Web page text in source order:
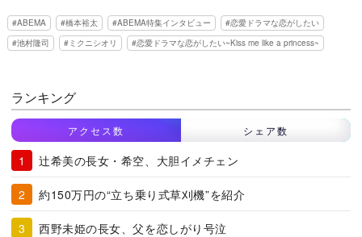
ABEMA 橋本裕太 ABEMA特集インタビュー
恋愛ドラマな恋がしたい
池村隆司
ミクニシオリ 恋愛ドラマな恋がしたい~Kiss me like a princess~
ランキング
アクセス数 シェア数
辻希美の長女・希空、大胆イメチェン
約150万円の“立ち乗り式草刈機”を紹介
西野未姫の長女、父を恋しがり号泣